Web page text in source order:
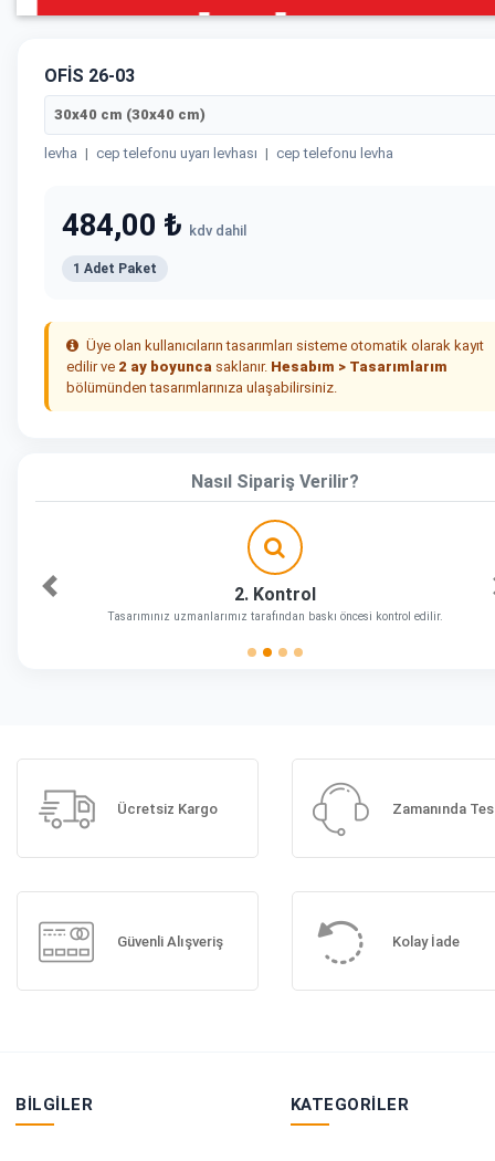
OFİS 26-03
30x40 cm (30x40 cm)
levha | cep telefonu uyarı levhası | cep telefonu levha
484,00 ₺ kdv dahil
1 Adet Paket
Üye olan kullanıcıların tasarımları sisteme otomatik olarak kayıt
edilir ve 2 ay boyunca saklanır. Hesabım > Tasarımlarım
bölümünden tasarımlarınıza ulaşabilirsiniz.
Nasıl Sipariş Verilir?
2. Kontrol
Tasarımınız uzmanlarımız tarafından baskı öncesi kontrol edilir.
Önceki
Ücretsiz Kargo Zamanında
Güvenli Alışveriş Kolay İade
BILGILER KATEGORILER